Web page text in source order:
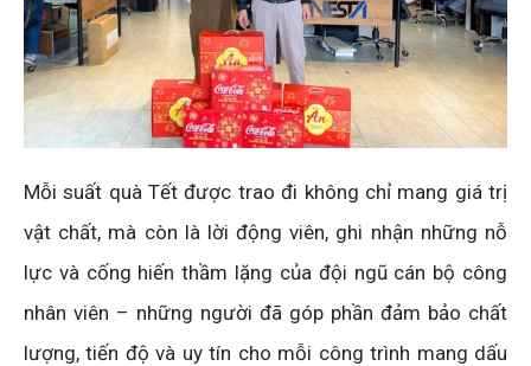
Mỗi suất quà Tết được trao đi không chỉ mang giá trị
vật chất, mà còn là lời động viên, ghi nhận những nỗ
lực và cống hiến thầm lặng của đội ngũ cán bộ công
nhân viên – những người đã góp phần đảm bảo chất
lượng, tiến độ và uy tín cho mỗi công trình mang dấu